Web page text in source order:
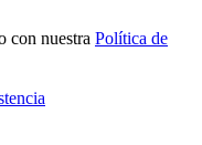
con nuestra Política de